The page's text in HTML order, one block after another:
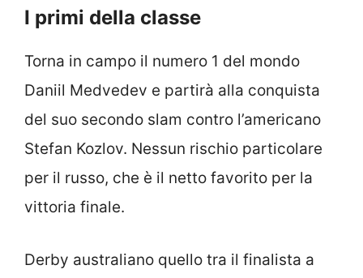
I primi della classe
Torna in campo il numero 1 del mondo
Daniil Medvedev e partirà alla conquista
del suo secondo slam contro l’americano
Stefan Kozlov. Nessun rischio particolare
per il russo, che è il netto favorito per la
vittoria finale.
Derby australiano quello tra il finalista a